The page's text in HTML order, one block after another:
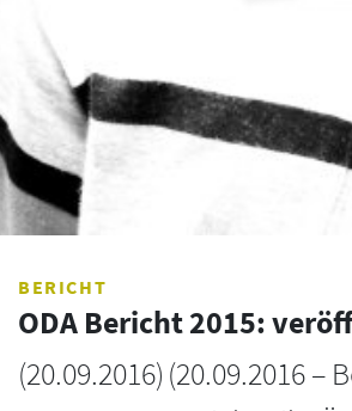
BERICHT
ODA Bericht 2015:
(20.09.2016) (20.09.2016 –